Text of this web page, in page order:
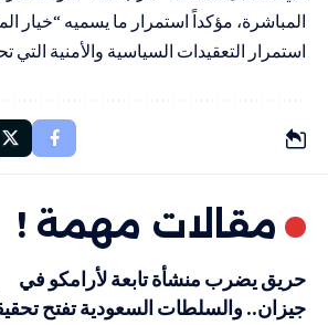
المباشرة، مؤكداً استمرار ما يسميه “خيار
استمرار التعقيدات السياسية والأمنية
مقالات مهمة !
حريق يضرب منشأة تابعة لأرامكو في
جيزان.. والسلطات السعودية تفتح